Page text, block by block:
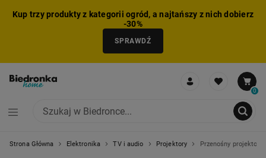
Kup trzy produkty z kategorii ogród, a najtańszy z nich dobierz
-30%
SPRAWDŹ
0
Strona Główna Elektronika TV i audio Projektory Przenośny projektor